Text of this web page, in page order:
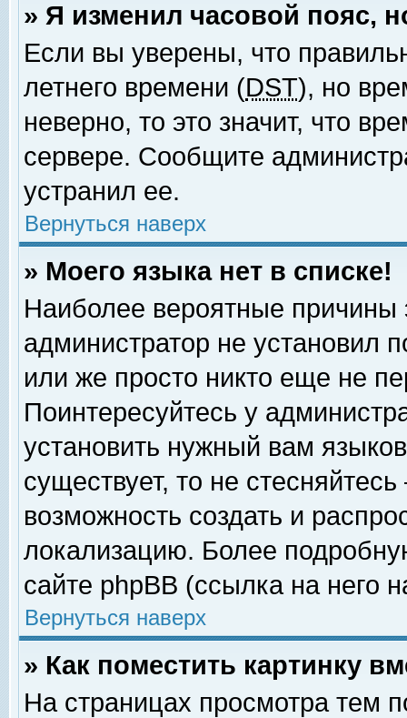
» Я изменил часовой пояс,
Если вы уверены, что
летнего времени (DST), но
неверно, то это значит, что
сервере. Сообщите
устранил ее.
Вернуться наверх
» Моего языка нет в списке!
Наиболее вероятные причины
администратор не установил
или же просто никто еще не
Поинтересуйтесь у
установить нужный вам
существует, то не
возможность создать и
локализацию. Более
сайте phpBB (ссылка на него
Вернуться наверх
» Как поместить картинку
На страницах просмотра тем